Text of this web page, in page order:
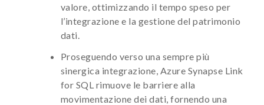
valore, ottimizzando il tempo speso per
l’integrazione e la gestione del patrimonio
dati.
Proseguendo verso una sempre più
sinergica integrazione, Azure Synapse Link
for SQL rimuove le barriere alla
movimentazione dei dati, fornendo una